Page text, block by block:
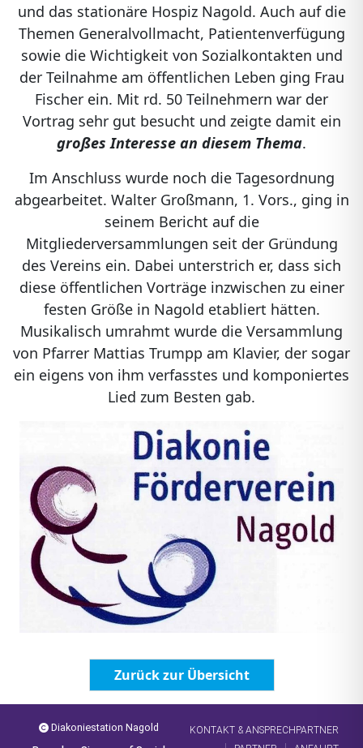
und das stationäre Hospiz Nagold. Auch auf die
Themen Generalvollmacht, Patientenverfügung
sowie die Wichtigkeit von Sozialkontakten und
der Teilnahme am öffentlichen Leben ging Frau
Fischer ein. Mit rd. 50 Teilnehmern war der
Vortrag sehr gut besucht und zeigte damit ein
großes Interesse an diesem Thema.
Im Anschluss wurde noch die Tagesordnung
abgearbeitet. Walter Großmann, 1. Vors., ging in
seinem Bericht auf die
Mitgliederversammlungen seit der Gründung
des Vereins ein. Dabei unterstrich er, dass sich
diese öffentlichen Vorträge inzwischen zu einer
festen Größe in Nagold etabliert hätten.
Musikalisch umrahmt wurde die Versammlung
von Pfarrer Mattias Trumpp am Klavier, der sogar
ein eigens von ihm verfasstes und komponiertes
Lied zum Besten gab.
Zurück zur Übersicht
Diakoniestation Nagold
KONTAKT & ANSPRECHPARTNER